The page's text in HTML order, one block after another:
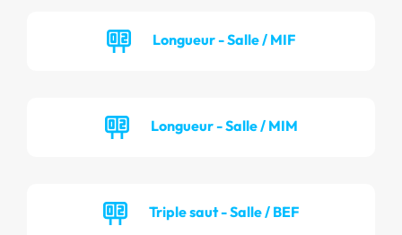
Longueur - Salle / MIF
Longueur - Salle / MIM
Triple saut - Salle / BEF